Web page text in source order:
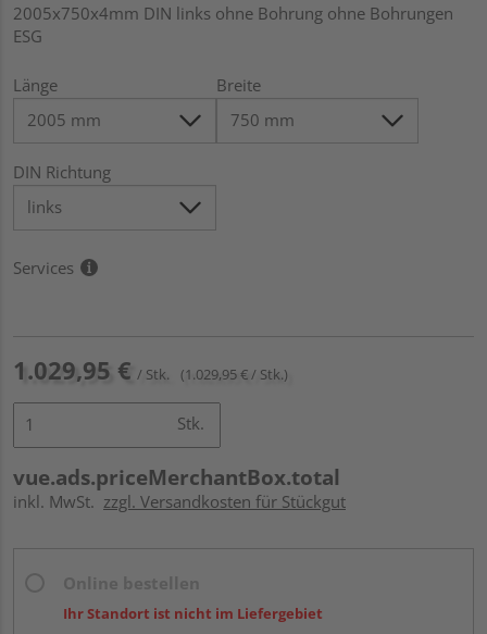
2005x750x4mm DIN links ohne Bohrung ohne Bohrungen
ESG
Länge Breite
DIN Richtung
Services
1.029,95 € / Stk. (1.029,95 € / Stk.)
Stk.
vue.ads.priceMerchantBox.total
inkl. MwSt. zzgl. Versandkosten für Stückgut
Ihr Standort ist nicht im Liefergebiet